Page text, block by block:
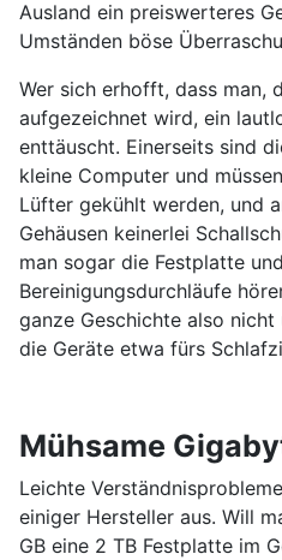
Ausland ein preiswerteres
Umständen böse
Wer sich erhofft, dass man,
aufgezeichnet wird, ein
enttäuscht. Einerseits sind
kleine Computer und
Lüfter gekühlt werden, und
Gehäusen keinerlei
man sogar die Festplatte
Bereinigungsdurchläufe
ganze Geschichte also
die Geräte etwa fürs
Mühsame
Leichte
einiger Hersteller aus. Will
GB eine 2 TB Festplatte im